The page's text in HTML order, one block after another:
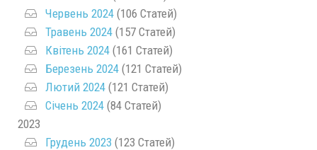
Червень 2024 (106 Статей)
Травень 2024 (157 Статей)
Квітень 2024 (161 Статей)
Березень 2024 (121 Статей)
Лютий 2024 (121 Статей)
Січень 2024 (84 Статей)
2023
Грудень 2023 (123 Статей)